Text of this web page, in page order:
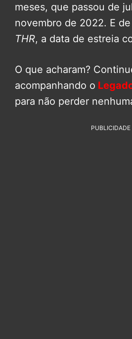
meses, que passou de
novembro de 2022. E
THR, a data de estreia
O que acharam?
acompanhando o
para não perder
PUBLICIDADE